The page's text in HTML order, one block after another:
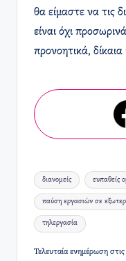
θα είμαστε να τις
είναι όχι
προνοητικά, δίκαια
Ετικέτες:
διανομείς ευπαθείς
παύση εργασιών σε
τηλεργασία
Τελευταία ενημέρωση